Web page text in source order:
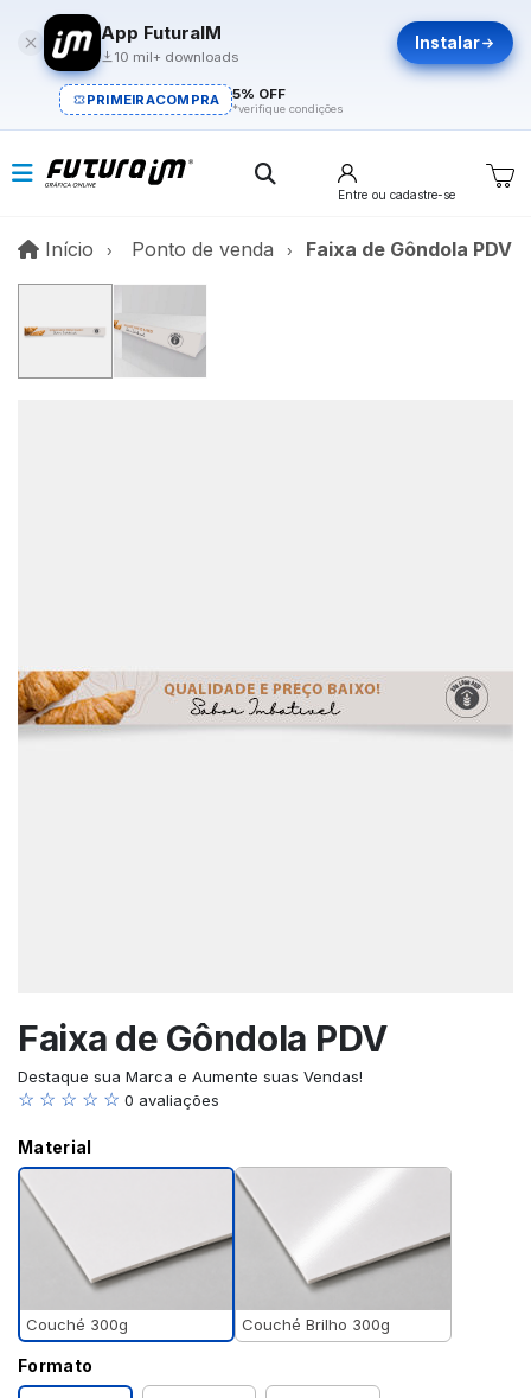
App FuturaIM
10 mil+ downloads
Instalar
PRIMEIRACOMPRA 5% OFF
*verifique condições
Entre ou cadastre-se
Início InícioPonto de venda Faixa de Gôndola PDV
Faixa de Gôndola PDV
Destaque sua Marca e Aumente suas Vendas!
☆ ☆ ☆ ☆ ☆ 0 avaliações
Material
Couché 300g Couché Brilho 300g
Formato